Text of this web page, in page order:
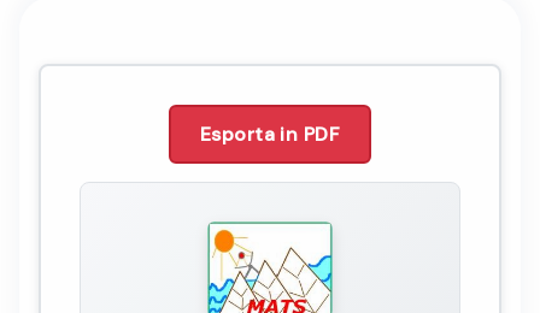
Esporta in PDF